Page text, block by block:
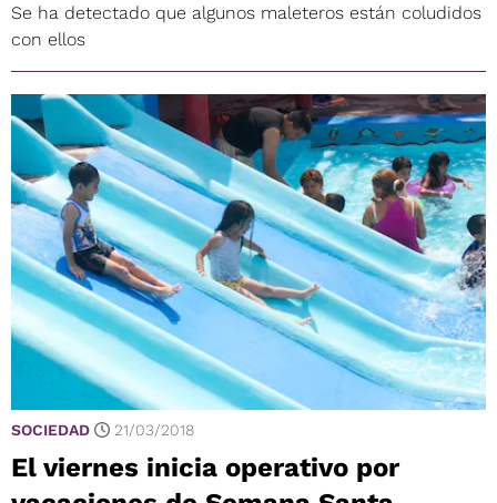
Se ha detectado que algunos maleteros están coludidos
con ellos
SOCIEDAD 21/03/2018
El viernes inicia operativo por